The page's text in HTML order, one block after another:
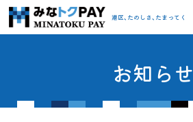
みなトクPAY
港区、たのしさ、たまってく
お知らせ